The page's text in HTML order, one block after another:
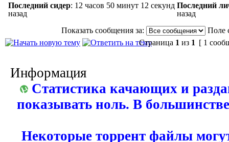
Последний сидер: 12 часов 50 минут 12 секунд
назад
Последний
назад
Показать сообщения за:
Поле
Страница 1 из 1 [ 1
Информация
Статистика качающих и
показывать ноль. В
Некоторые торрент файлы